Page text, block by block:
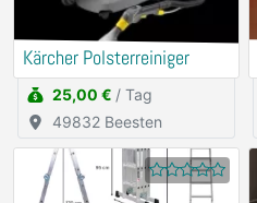
Kärcher Polsterreiniger
25,00 € / Tag
49832 Beesten